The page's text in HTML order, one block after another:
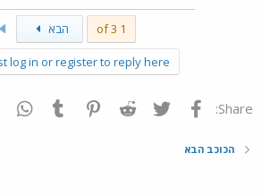
1 of 3 הבא
log in or register to reply here.
Share: פייסבוק Twitter
Reddit
Pinterest
Tumblr
הכוכב הבא